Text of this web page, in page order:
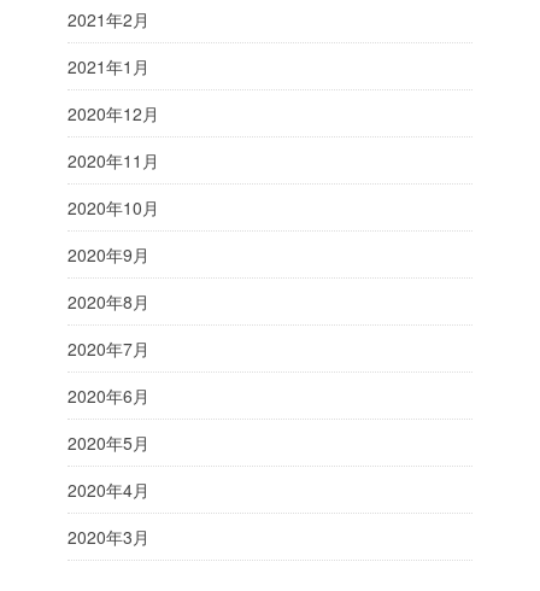
2021年2月
2021年1月
2020年12月
2020年11月
2020年10月
2020年9月
2020年8月
2020年7月
2020年6月
2020年5月
2020年4月
2020年3月